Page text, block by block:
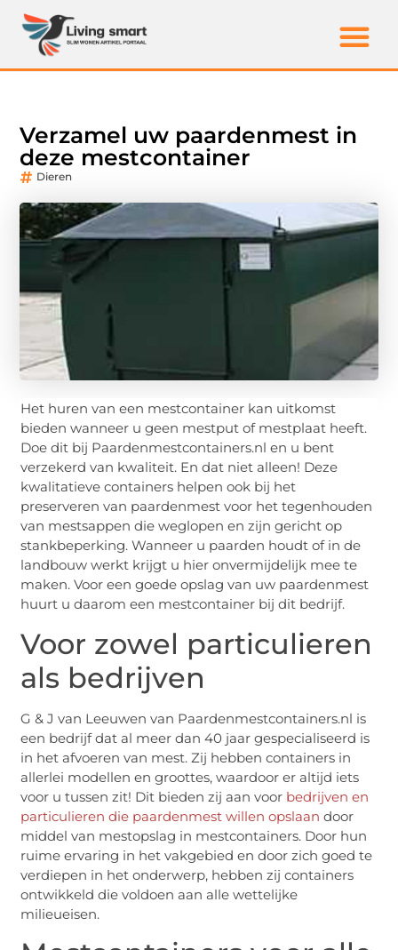
Verzamel uw paardenmest in
deze mestcontainer
Dieren
Het huren van een mestcontainer kan uitkomst
bieden wanneer u geen mestput of mestplaat heeft.
Doe dit bij Paardenmestcontainers.nl en u bent
verzekerd van kwaliteit. En dat niet alleen! Deze
kwalitatieve containers helpen ook bij het
preserveren van paardenmest voor het tegenhouden
van mestsappen die weglopen en zijn gericht op
stankbeperking. Wanneer u paarden houdt of in de
landbouw werkt krijgt u hier onvermijdelijk mee te
maken. Voor een goede opslag van uw paardenmest
huurt u daarom een mestcontainer bij dit bedrijf.
Voor zowel particulieren
als bedrijven
G & J van Leeuwen van Paardenmestcontainers.nl is
een bedrijf dat al meer dan 40 jaar gespecialiseerd is
in het afvoeren van mest. Zij hebben containers in
allerlei modellen en groottes, waardoor er altijd iets
voor u tussen zit! Dit bieden zij aan voor bedrijven en
particulieren die paardenmest willen opslaan door
middel van mestopslag in mestcontainers. Door hun
ruime ervaring in het vakgebied en door zich goed te
verdiepen in het onderwerp, hebben zij containers
ontwikkeld die voldoen aan alle wettelijke
milieueisen.